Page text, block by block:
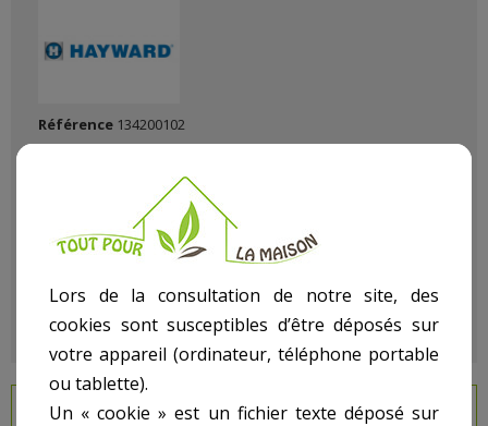
Référence 134200102
EN SAVOIR PLUS
Lors de la consultation de notre site, des
cookies sont susceptibles d’être déposés sur
votre appareil (ordinateur, téléphone portable
ou tablette).
Un « cookie » est un fichier texte déposé sur